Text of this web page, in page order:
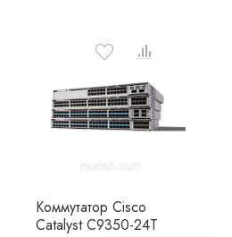
Коммутатор Cisco
Catalyst C9350-24T